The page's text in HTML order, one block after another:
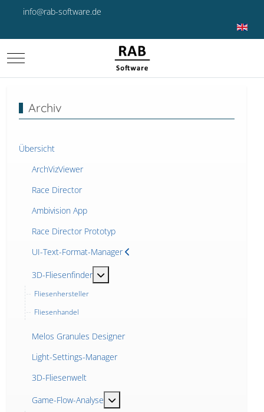
info@rab-software.de
Sprache
Mobile Menu Toggle
Archiv
Übersicht
ArchVizViewer
Race Director
Ambivision App
Race Director Prototyp
UI-Text-Format-Manager
3D-Fliesenfinder MOD_MENU_TOGGLE_SUBMENU_LABEL
Fliesenhersteller
Fliesenhandel
Melos Granules Designer
Light-Settings-Manager
3D-Fliesenwelt
Game-Flow-Analyse